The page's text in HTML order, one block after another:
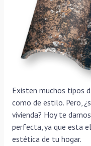
Existen muchos tipos
como de estilo. Pero,
vivienda? Hoy te
perfecta, ya que esta
estética de tu hogar.